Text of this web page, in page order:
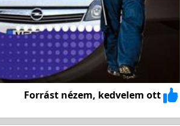
Forrást nézem, kedvelem ott